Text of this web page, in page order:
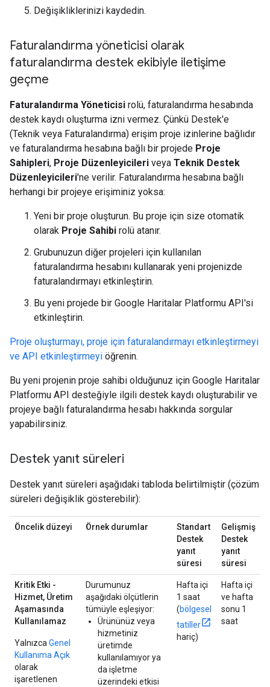
Değişikliklerinizi kaydedin.
Faturalandırma yöneticisi olarak
faturalandırma destek ekibiyle iletişime
geçme
Faturalandırma Yöneticisi rolü, faturalandırma hesabında
destek kaydı oluşturma izni vermez. Çünkü Destek'e
(Teknik veya Faturalandırma) erişim proje izinlerine bağlıdır
ve faturalandırma hesabına bağlı bir projede Proje
Sahipleri, Proje Düzenleyicileri veya Teknik Destek
Düzenleyicileri'ne verilir. Faturalandırma hesabına bağlı
herhangi bir projeye erişiminiz yoksa:
Yeni bir proje oluşturun. Bu proje için size otomatik
olarak Proje Sahibi rolü atanır.
Grubunuzun diğer projeleri için kullanılan
faturalandırma hesabını kullanarak yeni projenizde
faturalandırmayı etkinleştirin.
Bu yeni projede bir Google Haritalar Platformu API'si
etkinleştirin.
Proje oluşturmayı, proje için faturalandırmayı etkinleştirmeyi
ve API etkinleştirmeyi öğrenin.
Bu yeni projenin proje sahibi olduğunuz için Google Haritalar
Platformu API desteğiyle ilgili destek kaydı oluşturabilir ve
projeye bağlı faturalandırma hesabı hakkında sorgular
yapabilirsiniz.
Destek yanıt süreleri
Destek yanıt süreleri aşağıdaki tabloda belirtilmiştir (çözüm
süreleri değişiklik gösterebilir):
Öncelik düzeyi Örnek durumlar
Standart
Destek
yanıt
süresi
Gelişmiş
Destek
yanıt
süresi
Kritik Etki -
Hizmet, Üretim
Aşamasında
Kullanılamaz
Yalnızca Genel
Kullanıma Açık
olarak
işaretlenen
Durumunuz
aşağıdaki ölçütlerin
tümüyle eşleşiyor:
Ürününüz veya
hizmetiniz
üretimde
kullanılamıyor ya
da işletme
üzerindeki etkisi
Hafta içi
1 saat
(bölgesel
tatiller
hariç)
Hafta içi
ve hafta
sonu 1
saat